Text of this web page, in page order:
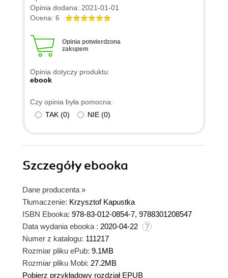
Opinia dodana: 2021-01-01
Ocena: 6
Opinia potwierdzona
zakupem
Opinia dotyczy produktu:
ebook
Czy opinia była pomocna:
TAK (0) NIE (0)
Szczegółyebooka
Dane producenta »
Tłumaczenie: Krzysztof Kapustka
ISBN Ebooka: 978-83-012-0854-7, 9788301208547
Data wydania ebooka : 2020-04-22
Numer z katalogu: 111217
Rozmiar pliku ePub: 9.1MB
Rozmiar pliku Mobi: 27.2MB
Pobierz przykładowy rozdział EPUB